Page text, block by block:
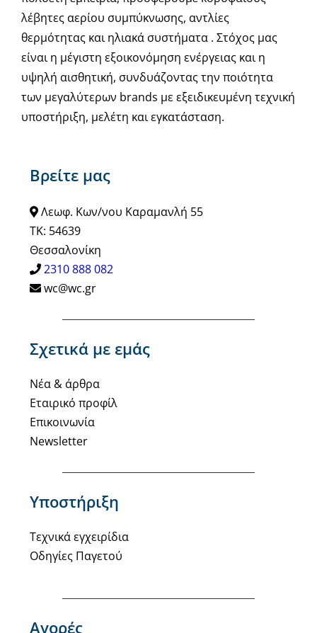
Βρείτε μας
Λεωφ. Κων/νου Καραμανλή 55
ΤΚ: 54639
Θεσσαλονίκη
2310 888 082
wc@wc.gr
Σχετικά με εμάς
Νέα & άρθρα
Εταιρικό προφίλ
Επικοινωνία
Newsletter
Υποστήριξη
Τεχνικά εγχειρίδια
Οδηγίες Παγετού
Αγορές
λέβητες αερίου συμπύκνωσης, αντλίες
θερμότητας και ηλιακά συστήματα . Στόχος μας
είναι η μέγιστη εξοικονόμηση ενέργειας και η
υψηλή αισθητική, συνδυάζοντας την ποιότητα
των μεγαλύτερων brands με εξειδικευμένη τεχνική
υποστήριξη, μελέτη και εγκατάσταση.